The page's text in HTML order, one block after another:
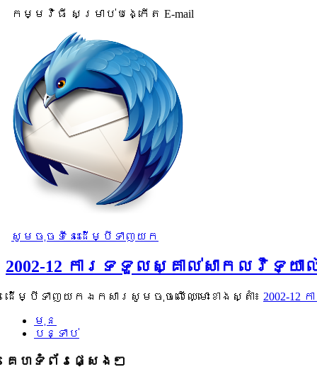
កម្មវិធី សម្រាប់បង្កើត E-mail
សូមចុចទីនេះដើម្បីទាញយក
2002-12 ការទទួលស្គាល់សាកលវិ
ដើម្បីទាញយកឯកសារសូមចុចលើឈ្មោះខាងស្តាំ៖ 2002-
មុន
បន្ទាប់
គេហទំព័រផ្សេងៗ